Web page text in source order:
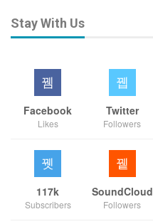
Stay With Us
Facebook
Likes
Twitter
Followers
117k
Subscribers
SoundCloud
Followers